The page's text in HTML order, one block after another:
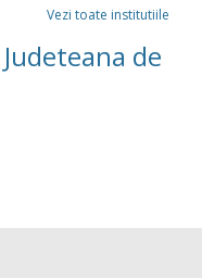
Vezi toate institutiile
de